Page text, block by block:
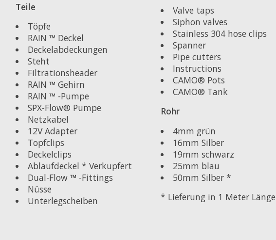
Teile
Töpfe
RAIN ™ Deckel
Deckelabdeckungen
Steht
Filtrationsheader
RAIN ™ Gehirn
RAIN ™ -Pumpe
SPX-Flow® Pumpe
Netzkabel
12V Adapter
Topfclips
Deckelclips
Ablaufdeckel * Verkupfert
Dual-Flow ™ -Fittings
Nüsse
Unterlegscheiben
Valve taps
Siphon valves
Stainless 304 hose clips
Spanner
Pipe cutters
Instructions
CAMO® Pots
CAMO® Tank
Rohr
4mm grün
16mm Silber
19mm schwarz
25mm blau
50mm Silber *
* Lieferung in 1 Meter Länge